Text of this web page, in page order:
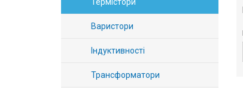
Вхід/
авторизація
Виробники
Варистори
Індуктивності
Трансформатори